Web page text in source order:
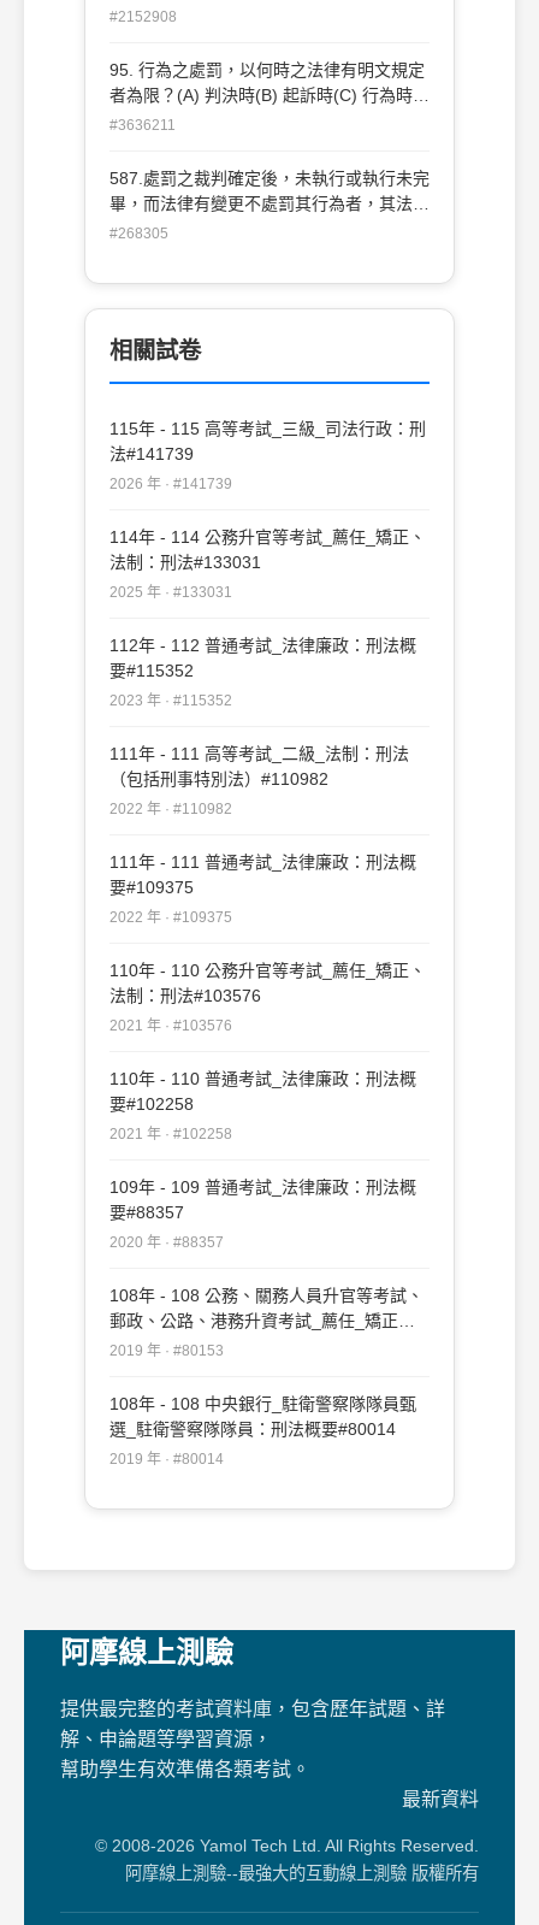
時 (D) 執行時
#2152908
95. 行為之處罰，以何時之法律有明文規定
者為限？(A) 判決時(B) 起訴時(C) 行為時
(D) 執行時
#3636211
587.處罰之裁判確定後，未執行或執行未完
畢，而法律有變更不處罰其行為者，其法律
效果如何？(A)不起訴處分(B)判決無罪(C)
#268305
相關試卷
115年 - 115 高等考試_三級_司法行政：刑
法#141739
2026 年 · #141739
114年 - 114 公務升官等考試_薦任_矯正、
法制：刑法#133031
2025 年 · #133031
112年 - 112 普通考試_法律廉政：刑法概
要#115352
2023 年 · #115352
111年 - 111 高等考試_二級_法制：刑法
（包括刑事特別法）#110982
2022 年 · #110982
111年 - 111 普通考試_法律廉政：刑法概
要#109375
2022 年 · #109375
110年 - 110 公務升官等考試_薦任_矯正、
法制：刑法#103576
2021 年 · #103576
110年 - 110 普通考試_法律廉政：刑法概
要#102258
2021 年 · #102258
109年 - 109 普通考試_法律廉政：刑法概
要#88357
2020 年 · #88357
108年 - 108 公務、關務人員升官等考試、
郵政、公路、港務升資考試_薦任_矯正、
法制：刑法#80153
2019 年 · #80153
108年 - 108 中央銀行_駐衛警察隊隊員甄
選_駐衛警察隊隊員：刑法概要#80014
2019 年 · #80014
阿摩線上測驗
提供最完整的考試資料庫，包含歷年試題、詳
解、申論題等學習資源，
幫助學生有效準備各類考試。
最新資料
© 2008-2026 Yamol Tech Ltd. All Rights Reserved.
阿摩線上測驗--最強大的互動線上測驗 版權所有